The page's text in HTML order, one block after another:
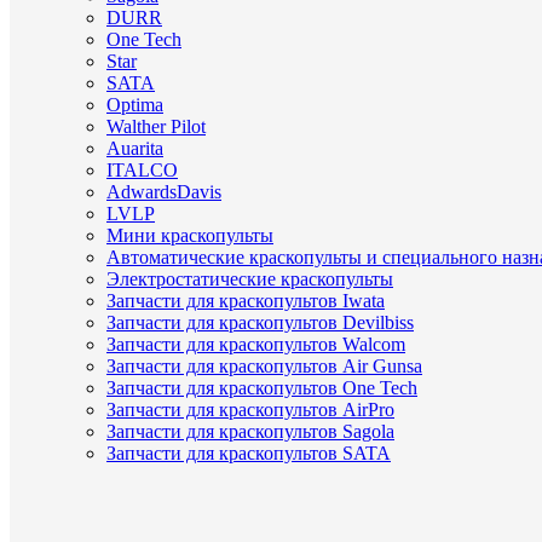
DURR
One Tech
Star
SATA
Optima
Walther Pilot
Auarita
ITALCO
AdwardsDavis
LVLP
Мини краскопульты
Автоматические краскопульты и специального
Электростатические краскопульты
Запчасти для краскопультов Iwata
Запчасти для краскопультов Devilbiss
Запчасти для краскопультов Walcom
Запчасти для краскопультов Air Gunsa
Запчасти для краскопультов One Tech
Запчасти для краскопультов AirPro
Запчасти для краскопультов Sagola
Запчасти для краскопультов SATA